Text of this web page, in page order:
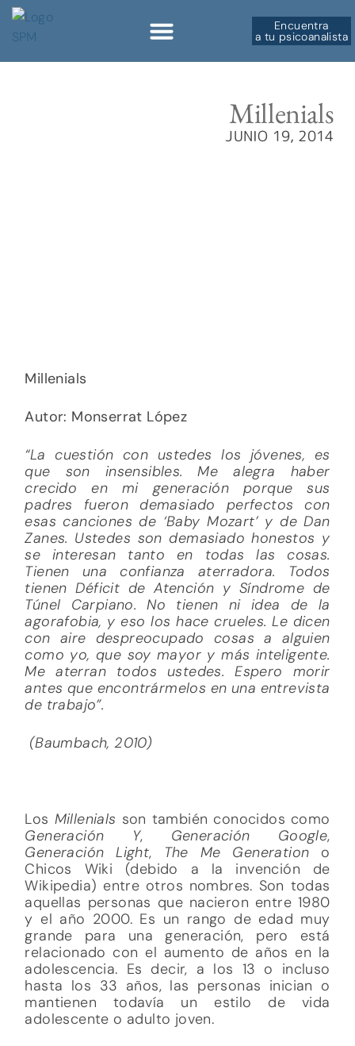
Encuentra
a tu psicoanalista
Millenials
JUNIO 19, 2014
Millenials
Autor: Monserrat López
“La cuestión con ustedes los jóvenes, es
que son insensibles. Me alegra haber
crecido en mi generación porque sus
padres fueron demasiado perfectos con
esas canciones de ‘Baby Mozart’ y de Dan
Zanes. Ustedes son demasiado honestos y
se interesan tanto en todas las cosas.
Tienen una confianza aterradora. Todos
tienen Déficit de Atención y Síndrome de
Túnel Carpiano. No tienen ni idea de la
agorafobia, y eso los hace crueles. Le dicen
con aire despreocupado cosas a alguien
como yo, que soy mayor y más inteligente.
Me aterran todos ustedes. Espero morir
antes que encontrármelos en una entrevista
de trabajo”.
(Baumbach, 2010)
Los Millenials son también conocidos como
Generación Y, Generación Google,
Generación Light, The Me Generation o
Chicos Wiki (debido a la invención de
Wikipedia) entre otros nombres. Son todas
aquellas personas que nacieron entre 1980
y el año 2000. Es un rango de edad muy
grande para una generación, pero está
relacionado con el aumento de años en la
adolescencia. Es decir, a los 13 o incluso
hasta los 33 años, las personas inician o
mantienen todavía un estilo de vida
adolescente o adulto joven.